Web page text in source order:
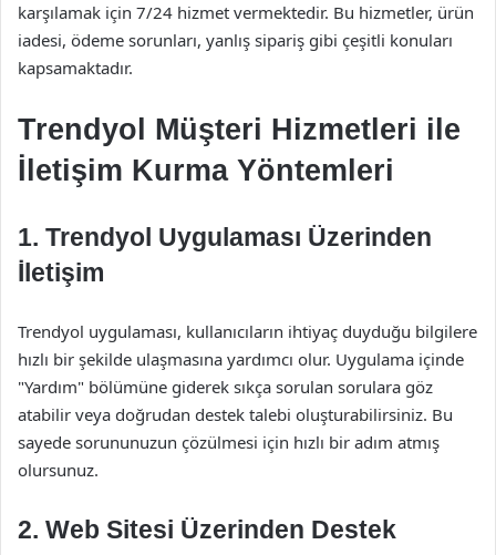
karşılamak için 7/24 hizmet vermektedir. Bu hizmetler, ürün
iadesi, ödeme sorunları, yanlış sipariş gibi çeşitli konuları
kapsamaktadır.
Trendyol Müşteri Hizmetleri ile
İletişim Kurma Yöntemleri
1. Trendyol Uygulaması Üzerinden
İletişim
Trendyol uygulaması, kullanıcıların ihtiyaç duyduğu bilgilere
hızlı bir şekilde ulaşmasına yardımcı olur. Uygulama içinde
"Yardım" bölümüne giderek sıkça sorulan sorulara göz
atabilir veya doğrudan destek talebi oluşturabilirsiniz. Bu
sayede sorununuzun çözülmesi için hızlı bir adım atmış
olursunuz.
2. Web Sitesi Üzerinden Destek